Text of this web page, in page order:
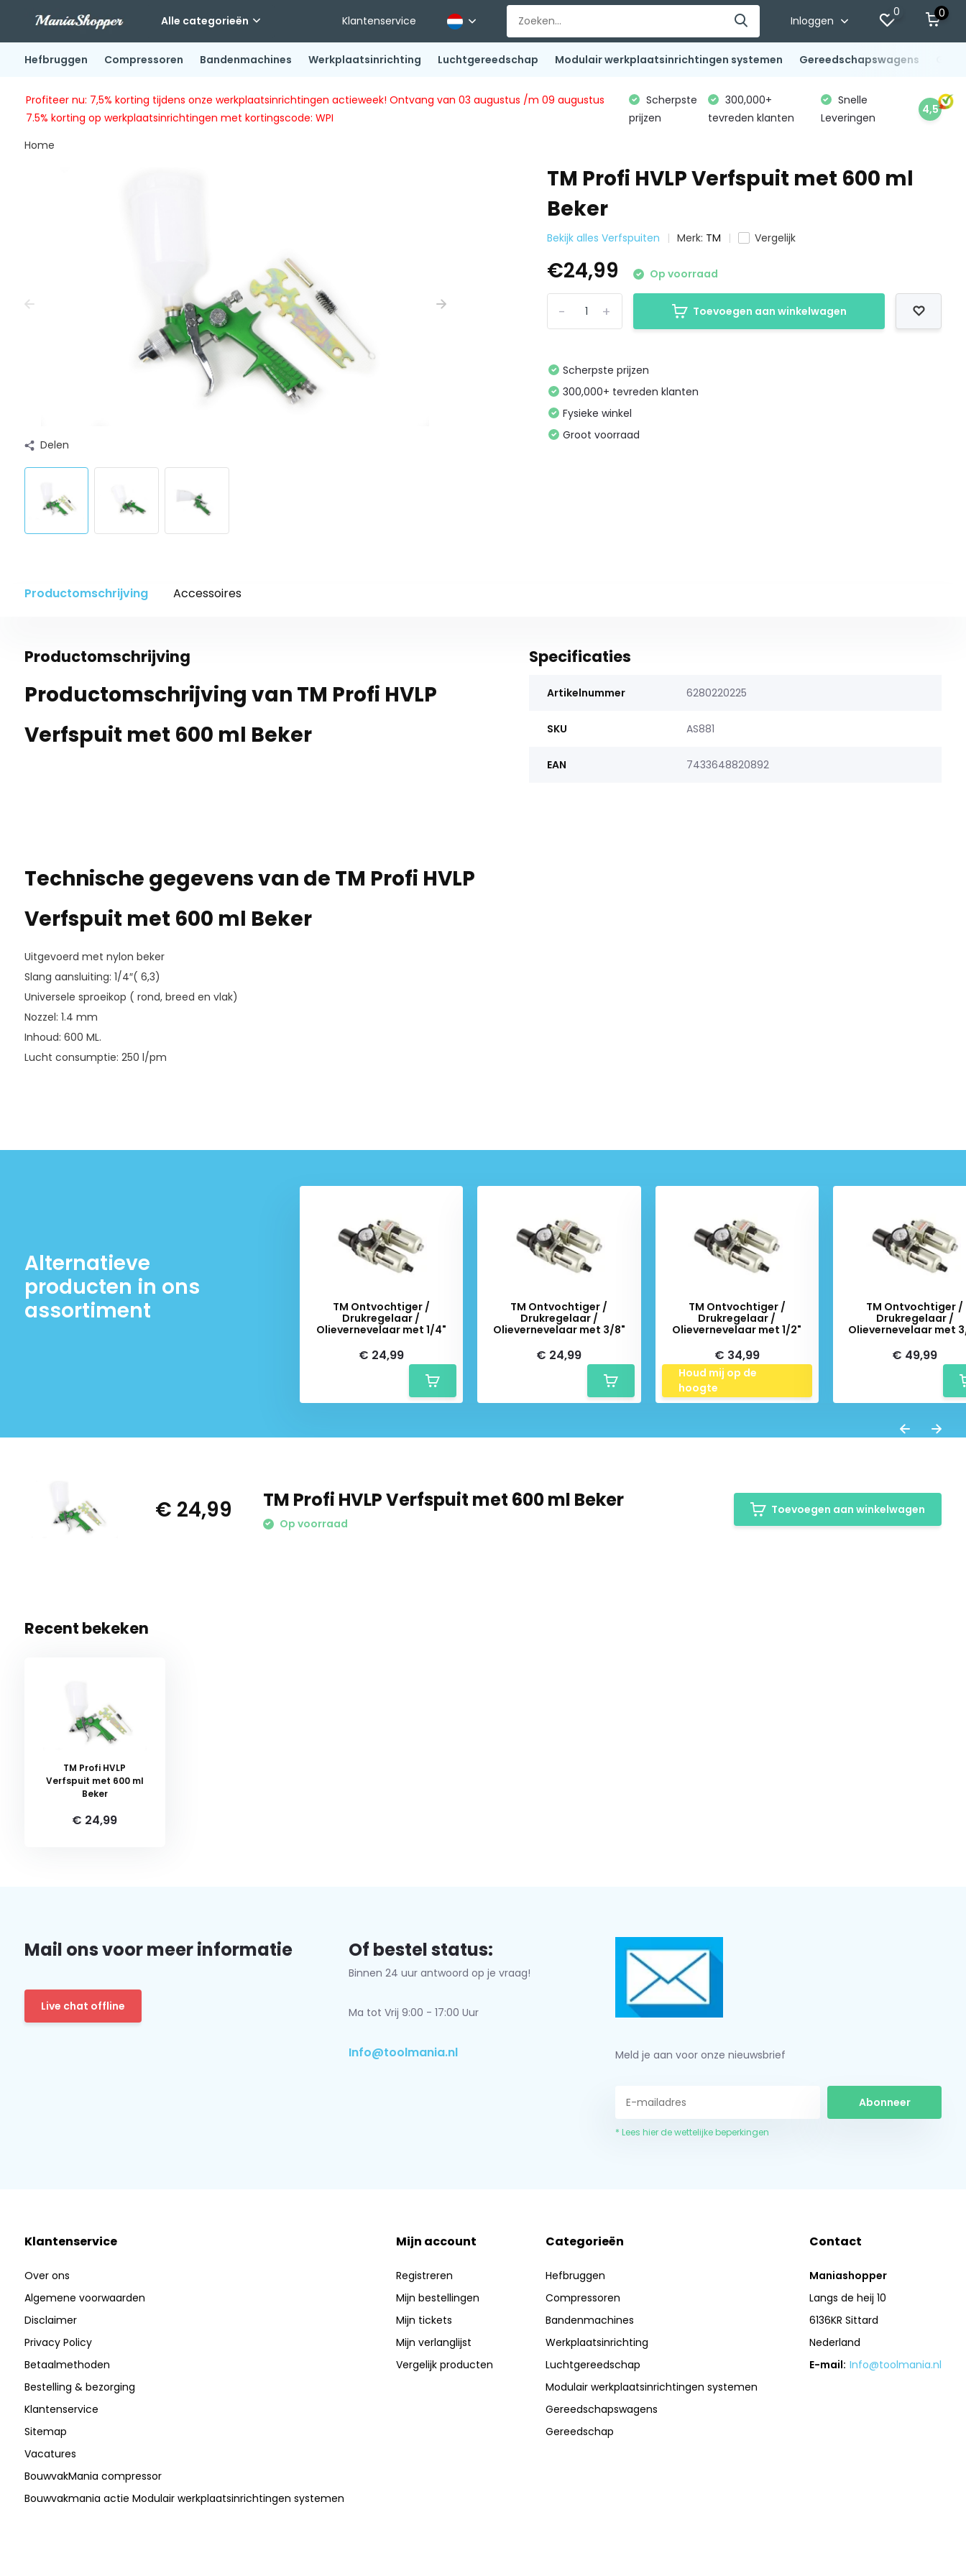
Alle categorieën Klantenservice Inloggen
0 0
Hefbruggen Compressoren Bandenmachines Werkplaatsinrichting Luchtgereedschap Modulair werkplaatsinrichtingen systemen Gereedschapswagens
Profiteer nu: 7,5% korting tijdens onze werkplaatsinrichtingen actieweek! Ontvang van 03 augustus /m 09 augustus
7.5% korting op werkplaatsinrichtingen met kortingscode: WPI
Scherpste
prijzen
300,000+
tevreden klanten
Snelle
Leveringen
4,5
Home
Delen
TM Profi HVLP Verfspuit met 600 ml
Beker
Bekijk alles Verfspuiten Merk: TM Vergelijk
€24,99 Op voorraad
+
- Toevoegen aan winkelwagen
Scherpste prijzen
300,000+ tevreden klanten
Fysieke winkel
Groot voorraad
Productomschrijving Accessoires
Productomschrijving
Productomschrijving van TM Profi HVLP
Verfspuit met 600 ml Beker
Technische gegevens van de TM Profi HVLP
Verfspuit met 600 ml Beker
Uitgevoerd met nylon beker
Slang aansluiting: 1/4″( 6,3)
Universele sproeikop ( rond, breed en vlak)
Nozzel: 1.4 mm
Inhoud: 600 ML.
Lucht consumptie: 250 l/pm
Specificaties
Artikelnummer 6280220225
SKU AS881
EAN 7433648820892
Alternatieve
producten in ons
assortiment
TM Ontvochtiger /
Drukregelaar /
Olievernevelaar met 1/4"
€ 24,99
TM Ontvochtiger /
Drukregelaar /
Olievernevelaar met 3/8"
€ 24,99
TM Ontvochtiger /
Drukregelaar /
Olievernevelaar met 1/2"
€ 34,99
Houd mij op de
hoogte
TM Ontvochtiger /
Drukregelaar /
Olievernevelaar met
€ 49,99
€ 24,99 TM Profi HVLP Verfspuit met 600 ml Beker
Op voorraad
Toevoegen aan winkelwagen
Recent bekeken
TM Profi HVLP
Verfspuit met 600 ml
Beker
€ 24,99
Mail ons voor meer informatie
Live chat offline
Of bestel status:
Binnen 24 uur antwoord op je vraag!
Ma tot Vrij 9:00 - 17:00 Uur
Info@toolmania.nl Meld je aan voor onze nieuwsbrief
Abonneer
* Lees hier de wettelijke beperkingen
Klantenservice
Over ons
Algemene voorwaarden
Disclaimer
Privacy Policy
Betaalmethoden
Bestelling & bezorging
Klantenservice
Sitemap
Vacatures
BouwvakMania compressor
Bouwvakmania actie Modulair werkplaatsinrichtingen systemen
Mijn account
Registreren
Mijn bestellingen
Mijn tickets
Mijn verlanglijst
Vergelijk producten
Categorieën
Hefbruggen
Compressoren
Bandenmachines
Werkplaatsinrichting
Luchtgereedschap
Modulair werkplaatsinrichtingen systemen
Gereedschapswagens
Gereedschap
Contact
Maniashopper
Langs de heij 10
6136KR Sittard
Nederland
E-mail: Info@toolmania.nl
Schrijf je in voor onze nieuwsbrief: